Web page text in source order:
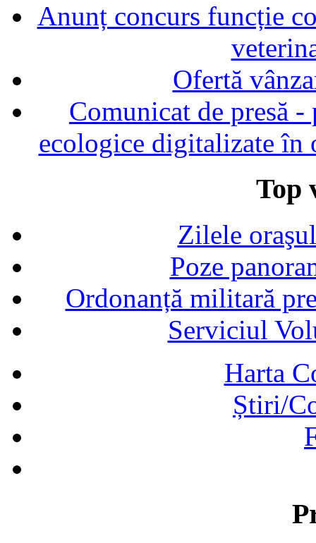
Anunț concurs funcție
Ofertă
Comunicat de presă
ecologice digitalizate în
Top
Zilele
Poze
Ordonanță militară
Serviciul
Harta
Știri/